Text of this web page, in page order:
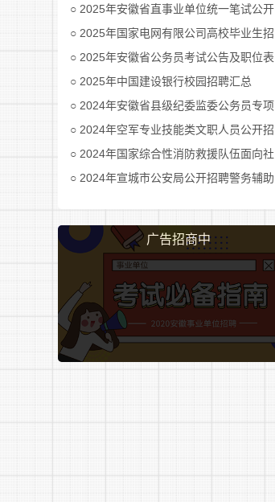
2025年安徽省直事业单位统一笔试公开招聘工作人员公告
2025年国家电网有限公司高校毕业生招聘公告(第二批)汇总
2025年安徽省公务员考试公告及职位表
2025年中国建设银行校园招聘汇总
2024年安徽省县级纪委监委公务员专项招考公告及职位表汇总
2024年空军专业技能类文职人员公开招考公告
2024年国家综合性消防救援队伍面向社会招录消防员公告
2024年宣城市公安局公开招聘警务辅助人员公告
广告招商中